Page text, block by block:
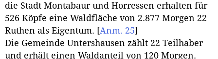
die Stadt Montabaur und Horressen erhalten für
526 Köpfe eine Waldfläche von 2.877 Morgen 22
Ruthen als Eigentum. [Anm. 25]
Die Gemeinde Untershausen zählt 22 Teilhaber
und erhält einen Waldanteil von 120 Morgen.